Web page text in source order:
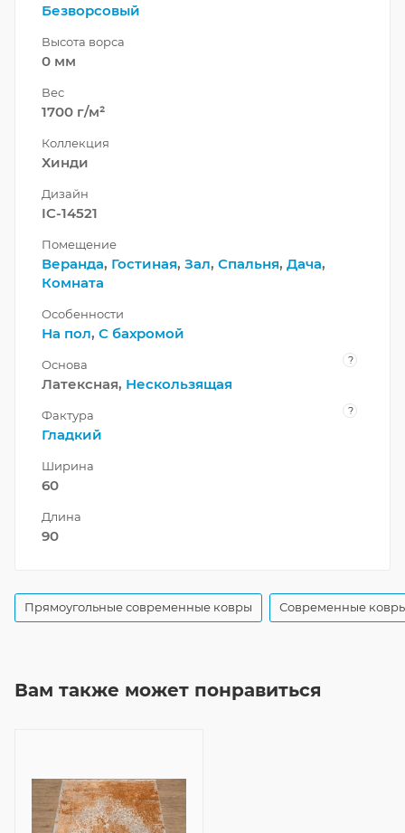
Безворсовый
Высота ворса
0 мм
Вес
1700 г/м²
Коллекция
Хинди
Дизайн
IC-14521
Помещение
Веранда, Гостиная, Зал, Спальня, Дача,
Комната
Особенности
На пол, С бахромой
Основа ?
Латексная, Нескользящая
Фактура ?
Гладкий
Ширина
60
Длина
90
Прямоугольные современные ковры Современные
Вам также может понравиться